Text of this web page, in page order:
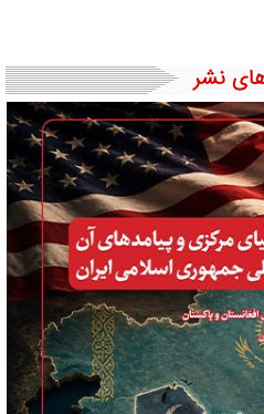
نشر